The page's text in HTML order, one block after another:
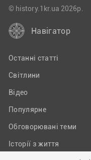
© history.1kr.ua 2026р.
Навігатор
Останні статті
Світлини
Відео
Популярне
Обговорювані теми
Історії з життя